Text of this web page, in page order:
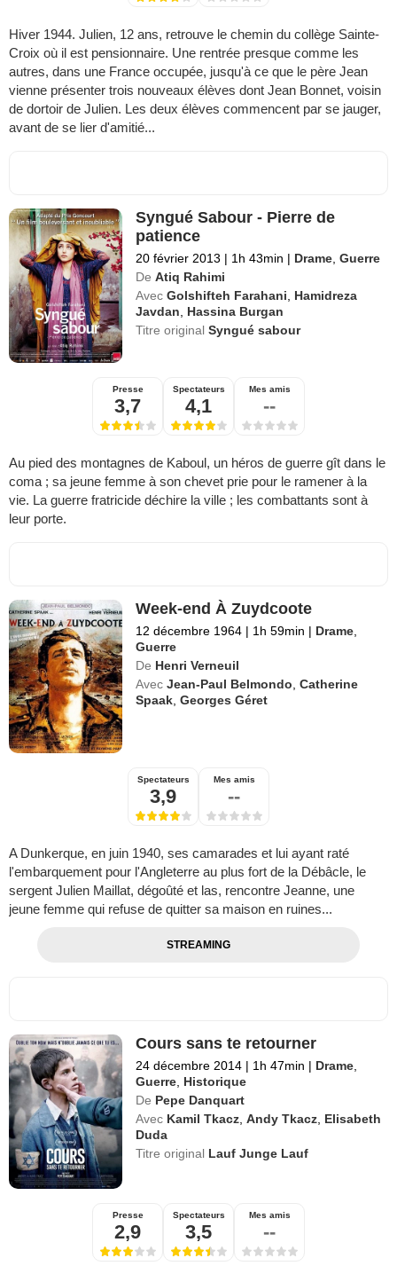
Hiver 1944. Julien, 12 ans, retrouve le chemin du collège Sainte-
Croix où il est pensionnaire. Une rentrée presque comme les
autres, dans une France occupée, jusqu'à ce que le père Jean
vienne présenter trois nouveaux élèves dont Jean Bonnet, voisin
de dortoir de Julien. Les deux élèves commencent par se jauger,
avant de se lier d'amitié...
Syngué Sabour - Pierre de
patience
20 février 2013 | 1h 43min | Drame ,Guerre
De Atiq Rahimi
Avec Golshifteh Farahani
Hamidreza
Javdan
Hassina Burgan
Titre originalSyngué sabour
Presse
3,7
Spectateurs
4,1
Mes amis
--
Au pied des montagnes de Kaboul, un héros de guerre gît dans le
coma ; sa jeune femme à son chevet prie pour le ramener à la
vie. La guerre fratricide déchire la ville ; les combattants sont à
leur porte.
Week-end À Zuydcoote
12 décembre 1964 | 1h 59min | Drame
Guerre
De Henri Verneuil
Avec Jean-Paul Belmondo ,Catherine
Spaak ,Georges Géret
Spectateurs
3,9
Mes amis
--
A Dunkerque, en juin 1940, ses camarades et lui ayant raté
l'embarquement pour l'Angleterre au plus fort de la Débâcle, le
sergent Julien Maillat, dégoûté et las, rencontre Jeanne, une
jeune femme qui refuse de quitter sa maison en ruines...
STREAMING
Cours sans te retourner
24 décembre 2014 | 1h 47min | Drame,
Guerre, Historique
De Pepe Danquart
Avec Kamil Tkacz,Andy Tkacz, Elisabeth
Duda
Titre original Lauf Junge Lauf
Presse
2,9
Spectateurs
3,5
Mes amis
--